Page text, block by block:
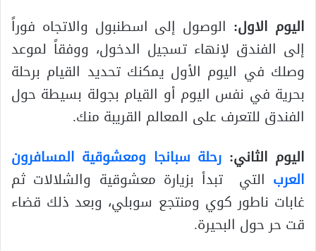
اليوم الاول: الوصول إلى اسطنبول والاتجاه فوراً
إلى الفندق لإنهاء تسجيل الدخول، ووفقاً لموعد
وصلك في اليوم الأول يمكنك تحديد القيام برحلة
بحرية في نفس اليوم أو القيام بجولة بسيطة حول
الفندق للتعرف على المعالم القريبة منك.
اليوم الثاني: رحلة سبانجا ومعشوقية المسافرون
العرب التي تبدأ بزيارة معشوقية والشلالات ثم
غابات ناطور كوي ومنتجع سوبلي، وبعد ذلك قضاء
قت حر حول البحيرة.